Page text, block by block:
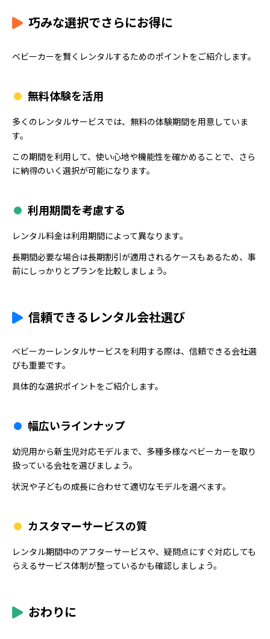
巧みな選択でさらにお得に
ベビーカーを賢くレンタルするためのポイントをご紹介します。
無料体験を活用
多くのレンタルサービスでは、無料の体験期間を用意していま
す。
この期間を利用して、使い心地や機能性を確かめることで、さら
に納得のいく選択が可能になります。
利用期間を考慮する
レンタル料金は利用期間によって異なります。
長期間必要な場合は長期割引が適用されるケースもあるため、事
前にしっかりとプランを比較しましょう。
信頼できるレンタル会社選び
ベビーカーレンタルサービスを利用する際は、信頼できる会社選
びも重要です。
具体的な選択ポイントをご紹介します。
幅広いラインナップ
幼児用から新生児対応モデルまで、多種多様なベビーカーを取り
扱っている会社を選びましょう。
状況や子どもの成長に合わせて適切なモデルを選べます。
カスタマーサービスの質
レンタル期間中のアフターサービスや、疑問点にすぐ対応しても
らえるサービス体制が整っているかも確認しましょう。
おわりに